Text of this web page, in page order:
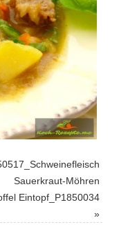
Sauerkraut-Möhren
Eintopf_P1850034
»